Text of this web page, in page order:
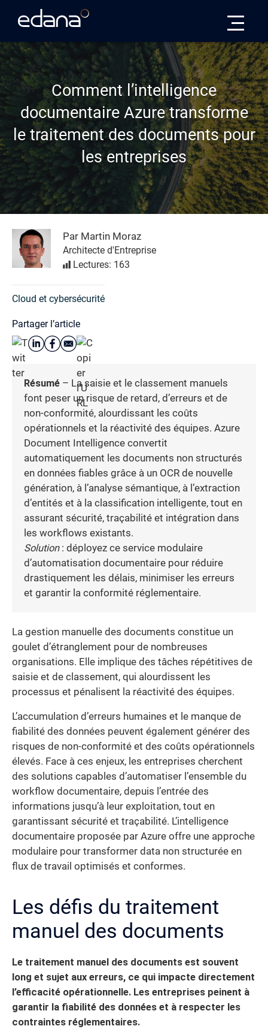
Comment l’intelligence
documentaire Azure transforme
le traitement des documents pour
les entreprises
Par Martin Moraz
Architecte d'Entreprise
Lectures: 163
Cloud et cybersécurité
Partager l’article
Résumé – La saisie et le classement manuels
font peser un risque de retard, d’erreurs et de
non-conformité, alourdissant les coûts
opérationnels et la réactivité des équipes. Azure
Document Intelligence convertit
automatiquement les documents non structurés
en données fiables grâce à un OCR de nouvelle
génération, à l’analyse sémantique, à l’extraction
d’entités et à la classification intelligente, tout en
assurant sécurité, traçabilité et intégration dans
les workflows existants.
Solution: déployez ce service modulaire
d’automatisation documentaire pour réduire
drastiquement les délais, minimiser les erreurs
et garantir la conformité réglementaire.
La gestion manuelle des documents constitue un
goulet d’étranglement pour de nombreuses
organisations. Elle implique des tâches répétitives de
saisie et de classement, qui alourdissent les
processus et pénalisent la réactivité des équipes.
L’accumulation d’erreurs humaines et le manque de
fiabilité des données peuvent également générer des
risques de non-conformité et des coûts opérationnels
élevés. Face à ces enjeux, les entreprises cherchent
des solutions capables d’automatiser l’ensemble du
workflow documentaire, depuis l’entrée des
informations jusqu’à leur exploitation, tout en
garantissant sécurité et traçabilité. L’intelligence
documentaire proposée par Azure offre une approche
modulaire pour transformer data non structurée en
flux de travail optimisés et conformes.
Les défis du traitement
manuel des documents
Le traitement manuel des documents est souvent
long et sujet aux erreurs, ce qui impacte directement
l’efficacité opérationnelle. Les entreprises peinent à
garantir la fiabilité des données et à respecter les
contraintes réglementaires.